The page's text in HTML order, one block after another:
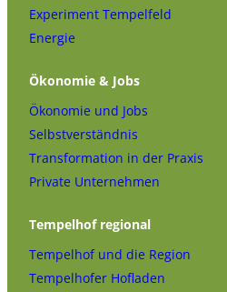
Experiment Tempelfeld
Energie
Ökonomie & Jobs
Ökonomie und Jobs
Selbstverständnis
Transformation in der Praxis
Private Unternehmen
Tempelhof regional
Tempelhof und die Region
Tempelhofer Hofladen